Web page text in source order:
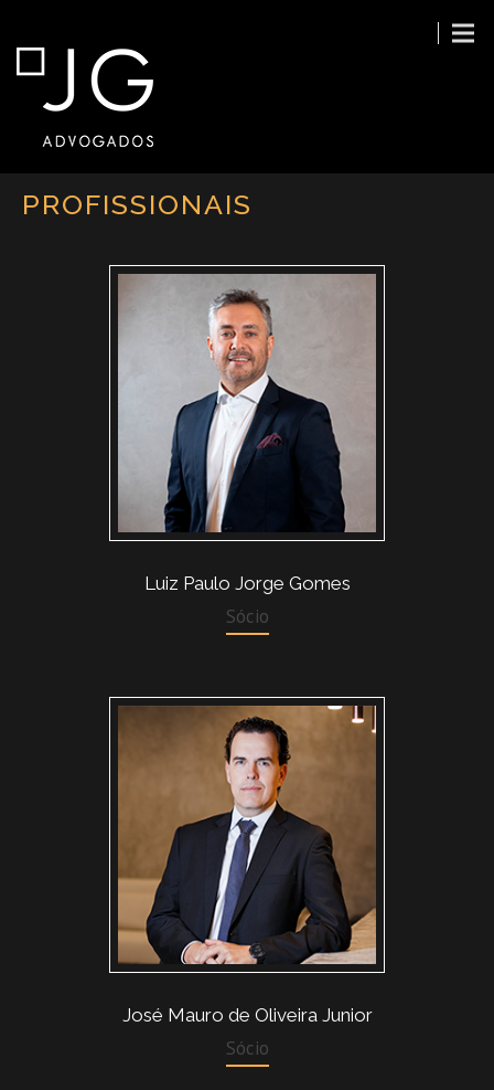
PROFISSIONAIS
Luiz Paulo Jorge Gomes
Sócio
José Mauro de Oliveira Junior
Sócio